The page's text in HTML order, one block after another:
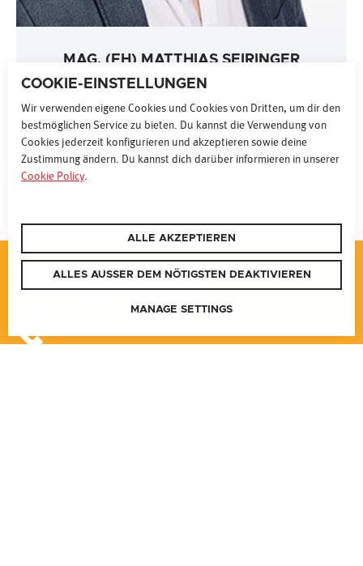
MAG. (FH) MATTHIAS SEIRINGER
Leitung Sales Online
+43 (0) 1 87077 15067
NACHRICHT
COOKIE-EINSTELLUNGEN
Wir verwenden eigene Cookies und Cookies von Dritten, um dir den
bestmöglichen Service zu bieten. Du kannst die Verwendung von
Cookies jederzeit konfigurieren und akzeptieren sowie deine
Zustimmung ändern. Du kannst dich darüber informieren in unserer
Cookie Policy.
ALLE AKZEPTIEREN
ALLES AUSSER DEM NÖTIGSTEN DEAKTIVIEREN
MANAGE SETTINGS
SCHREIBEN SIE UNS
ZUM KONTAKTFORMULAR